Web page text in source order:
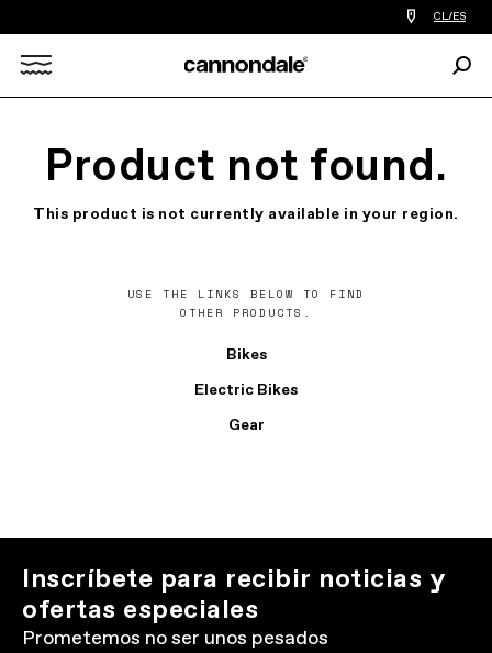
Encontrar
tiedas
bicicletas
de
CL/ES
Product not found.
This product is not currently available in your region.
USE THE LINKS BELOW TO FIND
OTHER PRODUCTS.
Bikes
Electric Bikes
Gear
Inscríbete para recibir noticias y
ofertas especiales
Prometemos no ser unos pesados